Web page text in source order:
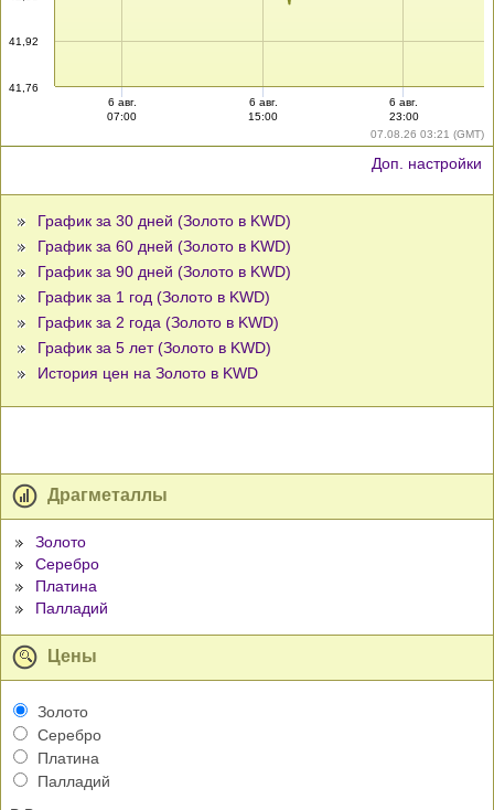
07.08.26 03:21 (GMT)
41,76
41,92
6 авг.
07:00
6 авг.
15:00
6 авг.
23:00
Доп. настройки
График за 30 дней (Золото в KWD)
График за 60 дней (Золото в KWD)
График за 90 дней (Золото в KWD)
График за 1 год (Золото в KWD)
График за 2 года (Золото в KWD)
График за 5 лет (Золото в KWD)
История цен на Золото в KWD
Драгметаллы
Золото
Серебро
Платина
Палладий
Цены
Золото
Серебро
Платина
Палладий